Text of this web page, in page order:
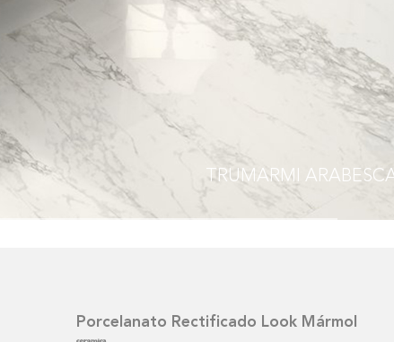
TRUMARMI
Porcelanato Rectificado Look Mármol